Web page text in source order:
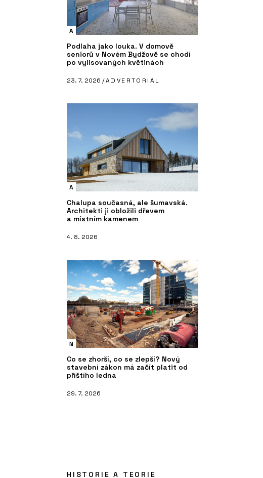
A
Podlaha jako louka. V domově
seniorů v Novém Bydžově se chodí
po vylisovaných květinách
23. 7. 2026 /ADVERTORIAL
A
Chalupa současná, ale šumavská.
Architekti ji obložili dřevem
a místním kamenem
4. 8. 2026
N
Co se zhorší, co se zlepší? Nový
stavební zákon má začít platit od
příštího ledna
29. 7. 2026
HISTORIE A TEORIE